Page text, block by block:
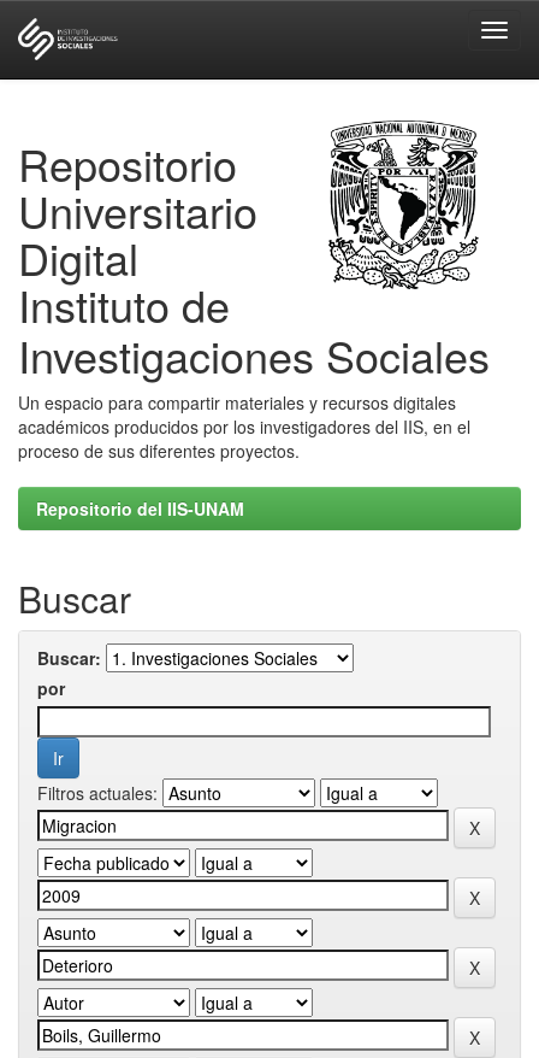
Repositorio
Universitario
Digital
Instituto de
Investigaciones Sociales
Un espacio para compartir materiales y recursos digitales
académicos producidos por los investigadores del IIS, en el
proceso de sus diferentes proyectos.
Repositorio del IIS-UNAM
Buscar
Buscar:
por
Filtros actuales: